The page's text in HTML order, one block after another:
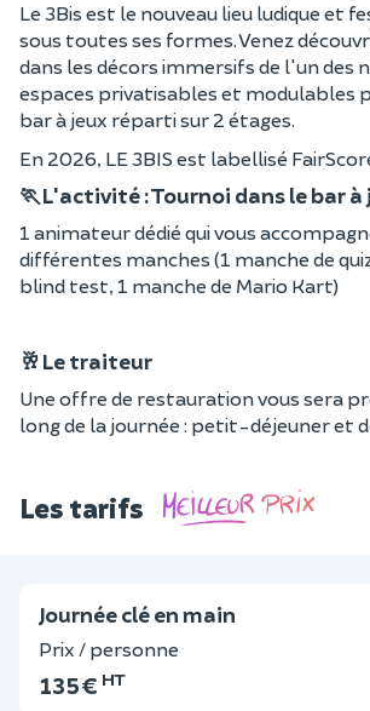
Le 3Bis est le nouveau lieu ludique et
sous toutes ses formes. Venez
dans les décors immersifs de l'un des
espaces privatisables et modulables
bar à jeux réparti sur 2 étages.
En 2026, LE 3BIS est labellisé
🏃L'activité : Tournoi dans le bar à
1 animateur dédié qui vous
différentes manches (1 manche de
blind test, 1 manche de Mario Kart)
🥂Le traiteur
Une offre de restauration vous sera
long de la journée : petit-déjeuner et
Les tarifs
Journée clé en main
Prix / personne
135 € HT